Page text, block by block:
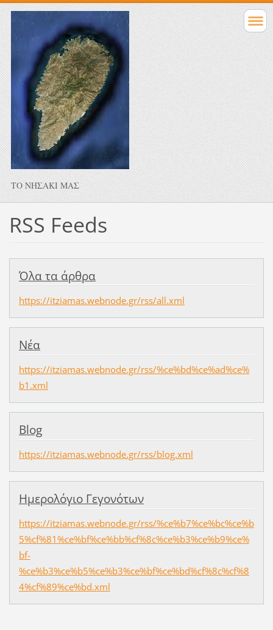
ΤΟ ΝΗΣΑΚΙ ΜΑΣ
RSS Feeds
Όλα τα άρθρα
https://itziamas.webnode.gr/rss/all.xml
Νέα
https://itziamas.webnode.gr/rss/%ce%bd%ce%ad%ce%
b1.xml
Blog
https://itziamas.webnode.gr/rss/blog.xml
Ημερολόγιο Γεγονότων
https://itziamas.webnode.gr/rss/%ce%b7%ce%bc%ce%b
5%cf%81%ce%bf%ce%bb%cf%8c%ce%b3%ce%b9%ce%
bf-
%ce%b3%ce%b5%ce%b3%ce%bf%ce%bd%cf%8c%cf%8
4%cf%89%ce%bd.xml